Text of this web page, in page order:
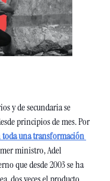
y de secundaria se
principios de mes. Por
una transformación
ministro, Adel
que desde 2003 se ha